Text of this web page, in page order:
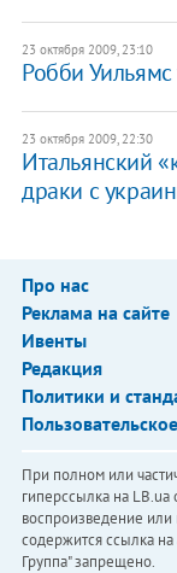
23 октября 2009, 23:10
Робби
23 октября 2009, 22:30
Итальянский
драки с
Про нас
Реклама на сайте
Ивенты
Редакция
Политики и
При полном или
гиперссылка на LB.ua
воспроизведение или
содержится ссылка на
Группа" запрещено.